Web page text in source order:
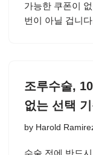
가능한 쿠폰이
번이 아닐 겁니
조루수술,
없는 선택
by Harold
수술 전에 반드